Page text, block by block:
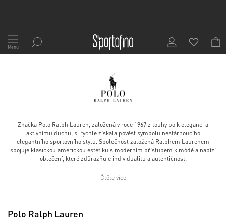
Přejít
na
obsah
Menu
Značka Polo Ralph Lauren, založená v roce 1967 z touhy po k eleganci a
aktivnímu duchu, si rychle získala pověst symbolu nestárnoucího
elegantního sportovního stylu. Společnost založená Ralphem Laurenem
spojuje klasickou americkou estetiku s moderním přístupem k módě a nabízí
oblečení, které zdůrazňuje individualitu a autentičnost.
Čtěte více
Polo Ralph Lauren